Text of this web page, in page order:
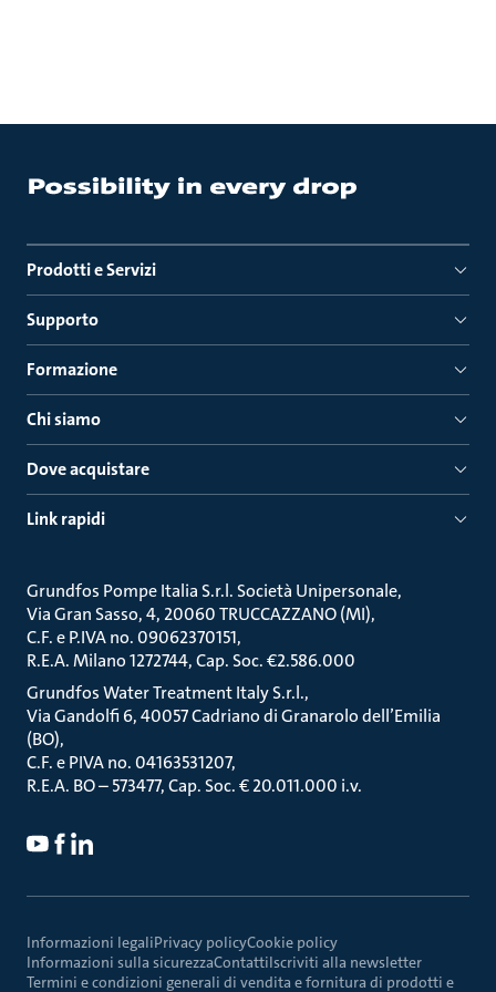
Prodotti e Servizi
Supporto
Formazione
Chi siamo
Dove acquistare
Link rapidi
Grundfos Pompe Italia S.r.l. Società Unipersonale
Via Gran Sasso, 4, 20060 TRUCCAZZANO (MI)
C.F. e P.IVA no. 09062370151
R.E.A. Milano 1272744, Cap. Soc. €2.586.000
Grundfos Water Treatment Italy S.r.l.
Via Gandolfi 6, 40057 Cadriano di Granarolo dell’Emilia
(BO)
C.F. e PIVA no. 04163531207
R.E.A. BO – 573477, Cap. Soc. € 20.011.000 i.v.
Informazioni legaliPrivacy policyCookie policy
Informazioni sulla sicurezzaContattiIscriviti alla newsletter
Termini e condizioni generali di vendita e fornitura di prodotti e